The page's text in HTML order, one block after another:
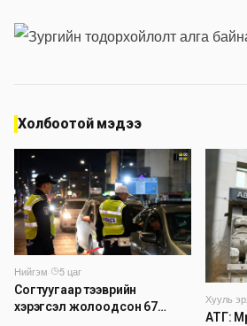
Холбоотой мэдээ
Нийгэм·
5 цаг
Согтуугаар тээврийн
хэрэгсэл жолоодсон 67
Хууль
АТГ: